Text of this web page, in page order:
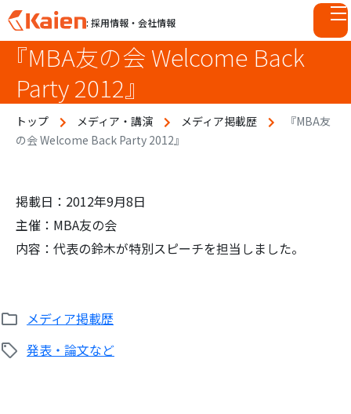
p
: 採用情報・会社情報
『MBA友の会 Welcome Back
Party 2012』
トップ メディア・講演 メディア掲載歴
『MBA友
の会 Welcome Back Party 2012』
掲載日：2012年9月8日
主催：MBA友の会
内容：代表の鈴木が特別スピーチを担当しました。
メディア掲載歴
発表・論文など